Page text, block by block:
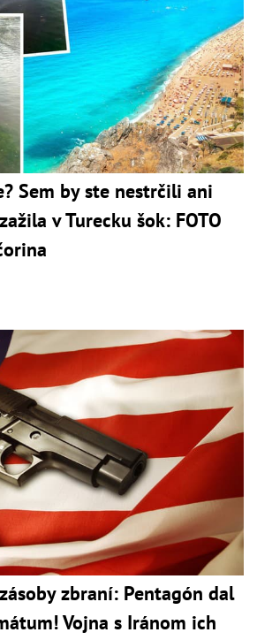
Sem by ste nestrčili ani
v Turecku šok: FOTO
zbraní: Pentagón dal
Vojna s Iránom ich